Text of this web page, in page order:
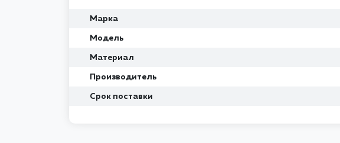
Марка
Модель
Материал
Производитель
Срок поставки